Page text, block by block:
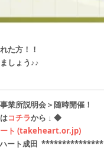
た方！！
しょう♪♪
業所説明会＞随時開催！
コチラから ↓ ◆
ート (takeheart.or.jp)
ート成田 ***************